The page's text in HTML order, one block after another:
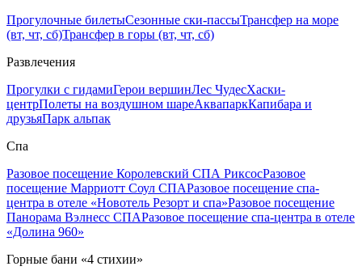
Прогулочные билетыСезонные ски-пассыТрансфер на море
(вт, чт, сб)Трансфер в горы (вт, чт, сб)
Развлечения
Прогулки с гидамиГерои вершинЛес ЧудесХаски-
центрПолеты на воздушном шареАквапаркКапибара и
друзьяПарк альпак
Спа
Разовое посещение Королевский СПА РиксосРазовое
посещение Марриотт Соул СПАРазовое посещение спа-
центра в отеле «Новотель Резорт и спа»Разовое посещение
Панорама Вэлнесс СПАРазовое посещение спа-центра в отеле
«Долина 960»
Горные бани «4 стихии»